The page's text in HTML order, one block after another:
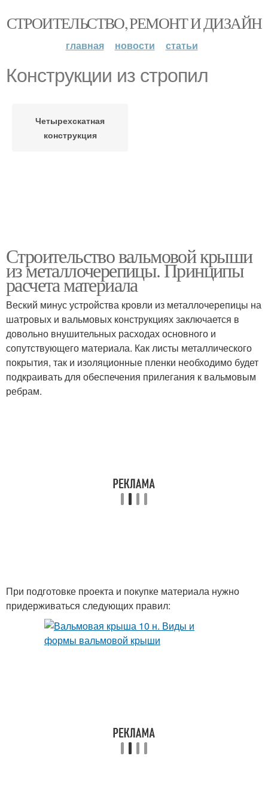
СТРОИТЕЛЬСТВО, РЕМОНТ И ДИЗАЙН
главная новости статьи
Конструкции из стропил
Четырехскатная
конструкция
Строительство вальмовой крыши
из металлочерепицы. Принципы
расчета материала
Веский минус устройства кровли из металлочерепицы на
шатровых и вальмовых конструкциях заключается в
довольно внушительных расходах основного и
сопутствующего материала. Как листы металлического
покрытия, так и изоляционные пленки необходимо будет
подкраивать для обеспечения прилегания к вальмовым
ребрам.
При подготовке проекта и покупке материала нужно
придерживаться следующих правил: